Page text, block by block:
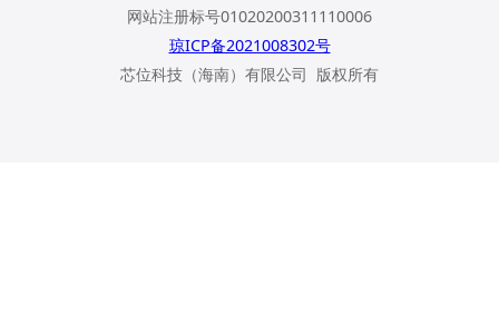
网站注册标号01020200311110006
琼ICP备2021008302号
芯位科技（海南）有限公司 版权所有